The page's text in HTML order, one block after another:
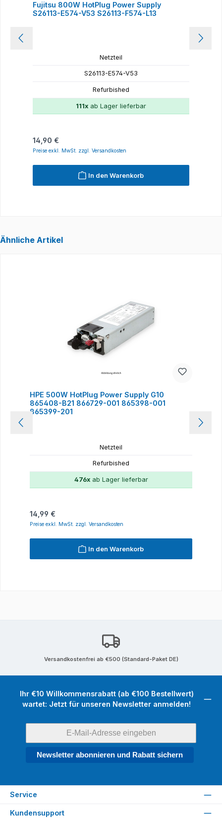
Fujitsu 800W HotPlug Power Supply
S26113-E574-V53 S26113-F574-L13
Netzteil
S26113-E574-V53
Refurbished
111x ab Lager lieferbar
Regulärer Preis:
14,90 €
Preise exkl. MwSt. zzgl. Versandkosten
In den Warenkorb
Ähnliche Artikel
HPE 500W HotPlug Power Supply G10
865408-B21 866729-001 865398-001
865399-201
Netzteil
Refurbished
476xab Lager lieferbar
Regulärer Preis:
14,99 €
Preise exkl. MwSt. zzgl. Versandkosten
In den Warenkorb
Versandkostenfrei ab €500 (Standard-Paket DE)
Ihr €10 Willkommensrabatt (ab €100 Bestellwert)
wartet: Jetzt für unseren Newsletter anmelden!
Newsletter abonnieren und Rabatt sichern
Service
Kundensupport